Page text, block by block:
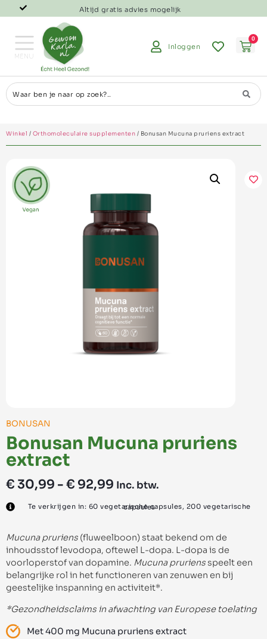
Altijd gratis advies mogelijk
Inloggen
0
Winkel / Orthomoleculaire supplementen / Bonusan Mucuna pruriens extract
BONUSAN
Bonusan Mucuna pruriens
extract
€ 30,99 -€ 92,99 Inc. btw.
Te verkrijgen in: 60 vegetarische capsules, 200 vegetarische capsules
Mucuna pruriens (fluweelboon) staat bekend om de
inhoudsstof levodopa, oftewel L-dopa. L-dopa is de
voorloperstof van dopamine. Mucuna pruriensspeelt een
belangrijke rol in het functioneren van zenuwen en bij
geestelijke inspanning en activiteit*.
*Gezondheidsclaims in afwachting van Europese toelating
Met 400 mg Mucuna pruriens extract